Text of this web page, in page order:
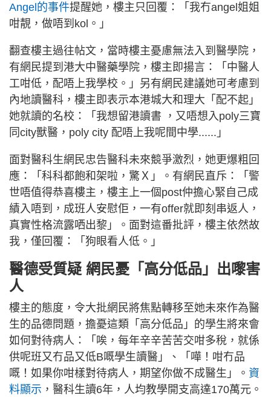
Angel的事件提醒她，樓主只回覆：「我冇angel姐姐
咁靚，做唔到kol。」
翻查樓主過往帖文，當時樓主憂慮無法入到醫學院，
有網民提到港大中醫藥學院，樓主即揚言：「中醫人
工咁低，配唔上我學校。」另有網民建議她可考慮到
內地讀醫科，樓主即表示本港城大和理大「配不起」
她就讀的名校：「我想留港讀書 ，又唔想入poly三寶
同city獸醫，poly city 配唔上我呢間中學......」
面對醫科生網民忠告醫科未來競爭激烈，她更爆粗回
應：「科科都飽和架啦，驚Ｘ」。有網民直斥：「警
世唔值得恭喜樓主，樓主上一個post仲擔心緊自己成
績入唔到，成班人安慰佢，一有offer就即刻串返人，
真實性格流露哂出黎」。面對這番批評，樓主依然故
我，僅回覆：「狗眼看人低。」
醫德受質疑 網民憂「高分低品」出嚟害
人
樓主的態度，令大批網民將焦點轉移至她未來作為醫
生的品德問題，擔憂這類「高分低品」的學生將來會
如何對待病人：「唉，每年辛辛苦苦交咁多稅，就係
供呢班又冇品又低B嘅學生讀醫」、「嘩！咁冇品
嘅！如果你咁樣對待病人，期望你做不成醫生」。 資
料顯示 ，醫科生讀6年，人均教學開支高達170萬元。